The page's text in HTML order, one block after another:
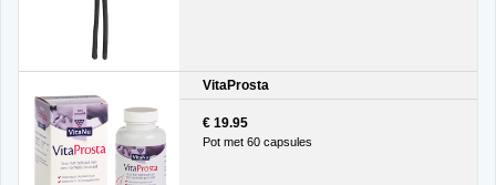
VitaProsta
€ 19.95
Pot met 60 capsules